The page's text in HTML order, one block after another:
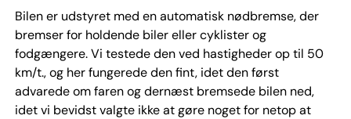
Bilen er udstyret med en automatisk nødbremse, der
bremser for holdende biler eller cyklister og
fodgængere. Vi testede den ved hastigheder op til 50
km/t., og her fungerede den fint, idet den først
advarede om faren og dernæst bremsede bilen ned,
idet vi bevidst valgte ikke at gøre noget for netop at